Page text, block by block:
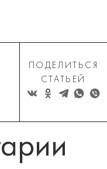
ПОДЕЛИТЬСЯ
СТАТЬЕЙ